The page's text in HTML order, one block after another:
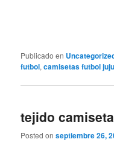
Publicado en
futbol,camisetas futbol
tejido
Posted onseptiembre 26,